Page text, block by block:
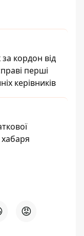
кордон від
перші
керівників
😡